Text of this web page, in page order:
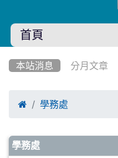
首頁
本站消息 分月文章
 學務處
文章列表
學務處